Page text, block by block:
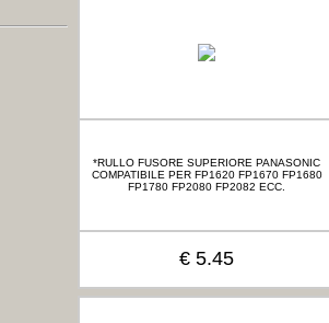
*RULLO FUSORE SUPERIORE PANASONIC
COMPATIBILE PER FP1620 FP1670 FP1680
FP1780 FP2080 FP2082 ECC.
€ 5.45